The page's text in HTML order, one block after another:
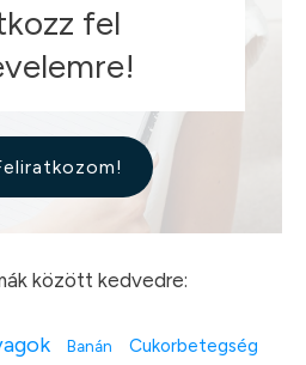
fel
között kedvedre:
Banán Cukorbetegség